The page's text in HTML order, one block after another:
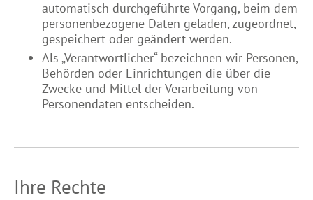
automatisch durchgeführte Vorgang, beim dem
personenbezogene Daten geladen, zugeordnet,
gespeichert oder geändert werden.
Als „Verantwortlicher“ bezeichnen wir Personen,
Behörden oder Einrichtungen die über die
Zwecke und Mittel der Verarbeitung von
Personendaten entscheiden.
Ihre Rechte